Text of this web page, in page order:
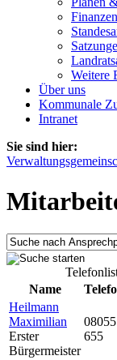
Finanzen
Weitere
Über uns
Kommunale
Intranet
Sie sind hier:
Name
Heilmann
Maximilian
Erster
Bürgermeister
08055
655